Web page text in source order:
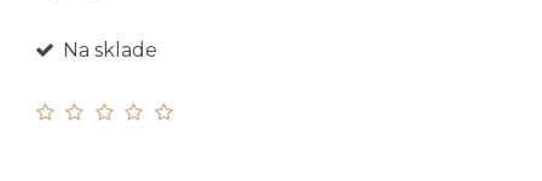
Na sklade